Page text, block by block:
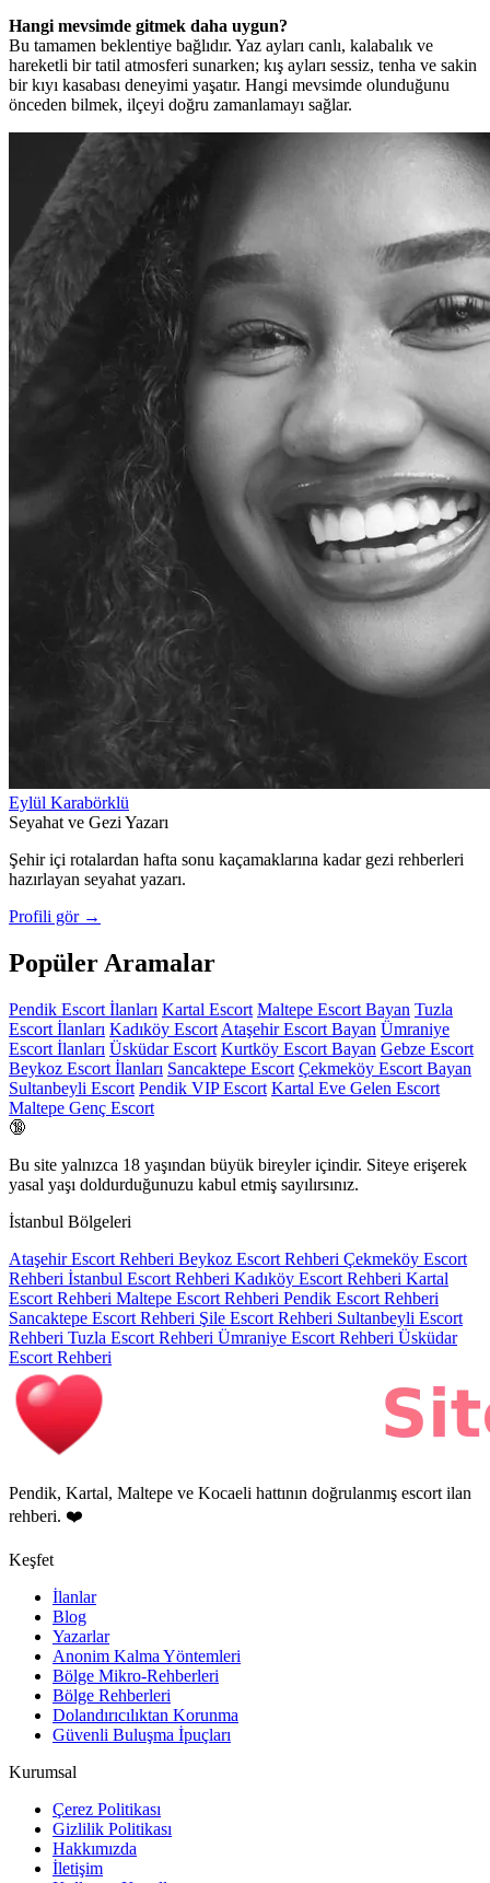
Hangi mevsimde gitmek daha uygun?
Bu tamamen beklentiye bağlıdır. Yaz ayları canlı, kalabalık ve
hareketli bir tatil atmosferi sunarken; kış ayları sessiz, tenha ve sakin
bir kıyı kasabası deneyimi yaşatır. Hangi mevsimde olunduğunu
önceden bilmek, ilçeyi doğru zamanlamayı sağlar.
Eylül Karabörklü
Seyahat ve Gezi Yazarı
Şehir içi rotalardan hafta sonu kaçamaklarına kadar gezi rehberleri
hazırlayan seyahat yazarı.
Profili gör →
Popüler Aramalar
Pendik Escort İlanları Kartal Escort Maltepe Escort Bayan Tuzla
Escort İlanları Kadıköy Escort Ataşehir Escort Bayan Ümraniye
Escort İlanları Üsküdar Escort Kurtköy Escort Bayan Gebze Escort
Beykoz Escort İlanları Sancaktepe Escort Çekmeköy Escort Bayan
Sultanbeyli Escort Pendik VIP Escort Kartal Eve Gelen Escort
Maltepe Genç Escort
🔞
Bu site yalnızca 18 yaşından büyük bireyler içindir. Siteye erişerek
yasal yaşı doldurduğunuzu kabul etmiş sayılırsınız.
İstanbul Bölgeleri
Ataşehir Escort Rehberi Beykoz Escort Rehberi Çekmeköy Escort
Rehberi İstanbul Escort Rehberi Kadıköy Escort Rehberi Kartal
Escort Rehberi Maltepe Escort Rehberi Pendik Escort Rehberi
Sancaktepe Escort Rehberi Şile Escort Rehberi Sultanbeyli Escort
Rehberi Tuzla Escort Rehberi Ümraniye Escort Rehberi Üsküdar
Escort Rehberi
Pendik, Kartal, Maltepe ve Kocaeli hattının doğrulanmış escort ilan
rehberi. ❤️
Keşfet
İlanlar
Blog
Yazarlar
Anonim Kalma Yöntemleri
Bölge Mikro-Rehberleri
Bölge Rehberleri
Dolandırıcılıktan Korunma
Güvenli Buluşma İpuçları
Kurumsal
Çerez Politikası
Gizlilik Politikası
Hakkımızda
İletişim